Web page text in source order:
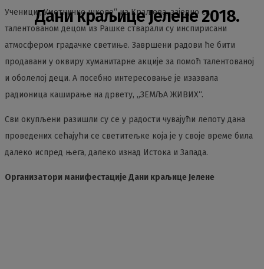
Дани краљице Јелене 2018.
Ученици „Уметничке школе“ из Краљева, заједно са
талентованом децом из Рашке стварали су инспирисани
атмосфером градачке светиње. Завршени радови ће бити
продавани у оквиру хуманитарне акције за помоћ талентованој
и оболелој деци. А посебно интересовање је изазвала
радионица каширање на дрвету, „ЗЕМЉА ЖИВИХ“.
Сви окупљени разишли су се у радости чувајући лепоту дана
проведених сећајући се светитељке која је у своје време била
далеко испред њега, далеко изнад Истока и Запада.
Организатори манифестације Дани краљице Јелене